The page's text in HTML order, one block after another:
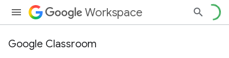
Workspace
Google Classroom